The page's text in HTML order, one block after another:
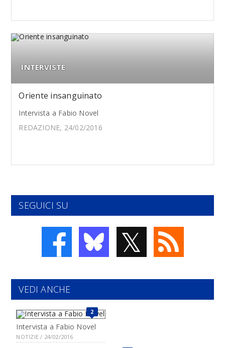
INTERVISTE
Oriente insanguinato
Intervista a Fabio Novel
REDAZIONE, 24/02/2016
SEGUICI SU
𝕏
VEDI ANCHE
2
Intervista a Fabio Novel
NOTIZIE / 24/02/2016